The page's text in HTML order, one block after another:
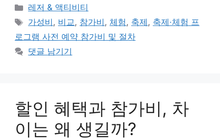
카
테
리
레저 & 액티비티
태
그
가성비 , 비교, 참가비 ,체험, 축제 , 축제·체험 프
로그램 사전 예약 참가비 및 절차
댓글 남기기
할인 혜택과 참가비, 차
이는 왜 생길까?